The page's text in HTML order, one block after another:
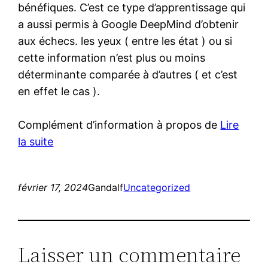
bénéfiques. C’est ce type d’apprentissage qui
a aussi permis à Google DeepMind d’obtenir
aux échecs. les yeux ( entre les état ) ou si
cette information n’est plus ou moins
déterminante comparée à d’autres ( et c’est
en effet le cas ).
Complément d’information à propos de Lire
la suite
février 17, 2024GandalfUncategorized
Laisser un commentaire